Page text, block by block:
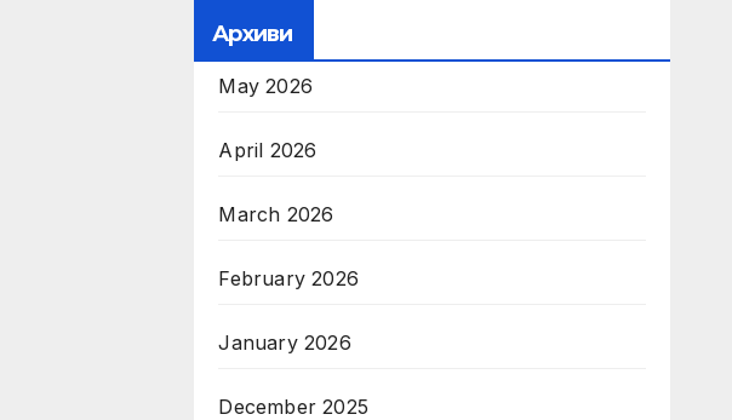
Архиви
May 2026
April 2026
March 2026
February 2026
January 2026
December 2025